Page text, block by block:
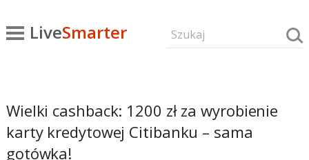
LiveSmarter
Wielki cashback: 1200 zł za wyrobienie
karty kredytowej Citibanku – sama
gotówka!